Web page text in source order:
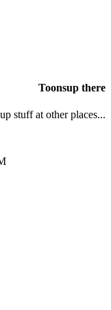
Toonsup there
stuff at other places...